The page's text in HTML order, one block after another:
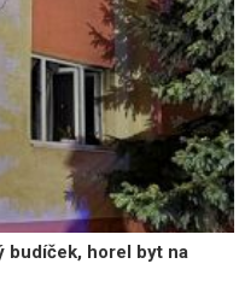
budíček, horel byt na